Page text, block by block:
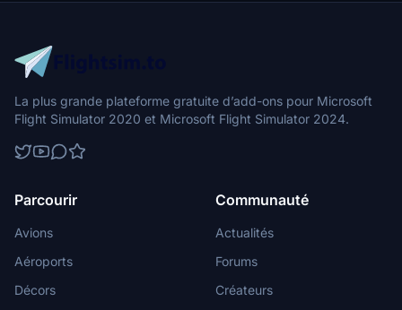
La plus grande plateforme gratuite d’add-ons pour Microsoft
Flight Simulator 2020 et Microsoft Flight Simulator 2024.
Parcourir
Avions
Aéroports
Décors
Communauté
Actualités
Forums
Créateurs